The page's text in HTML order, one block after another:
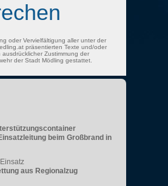
oder Vervielfältigung aller unter der
präsentierten Texte und/oder
Zustimmung der
der Stadt Mödling gestattet.
beim Großbrand in
aus Regionalzug